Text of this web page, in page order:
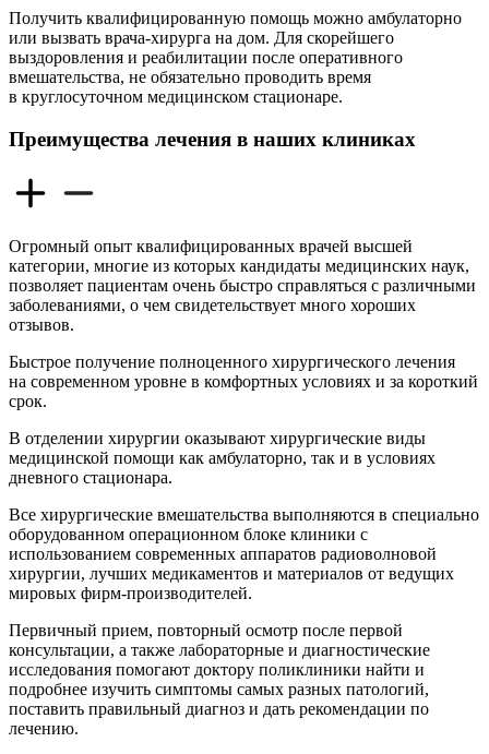
Получить квалифицированную помощь можно амбулаторно
или вызвать врача-хирурга на дом. Для скорейшего
выздоровления и реабилитации после оперативного
вмешательства, не обязательно проводить время
в круглосуточном медицинском стационаре.
Преимущества лечения в наших клиниках
Огромный опыт квалифицированных врачей высшей
категории, многие из которых кандидаты медицинских наук,
позволяет пациентам очень быстро справляться с различными
заболеваниями, о чем свидетельствует много хороших
отзывов.
Быстрое получение полноценного хирургического лечения
на современном уровне в комфортных условиях и за короткий
срок.
В отделении хирургии оказывают хирургические виды
медицинской помощи как амбулаторно, так и в условиях
дневного стационара.
Все хирургические вмешательства выполняются в специально
оборудованном операционном блоке клиники с
использованием современных аппаратов радиоволновой
хирургии, лучших медикаментов и материалов от ведущих
мировых фирм-производителей.
Первичный прием, повторный осмотр после первой
консультации, а также лабораторные и диагностические
исследования помогают доктору поликлиники найти и
подробнее изучить симптомы самых разных патологий,
поставить правильный диагноз и дать рекомендации по
лечению.